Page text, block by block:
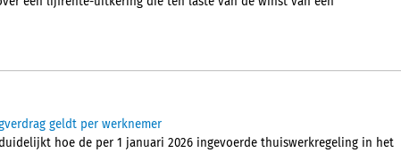
geldt per werknemer
hoe de per 1 januari 2026 ingevoerde thuiswerkregeling in het